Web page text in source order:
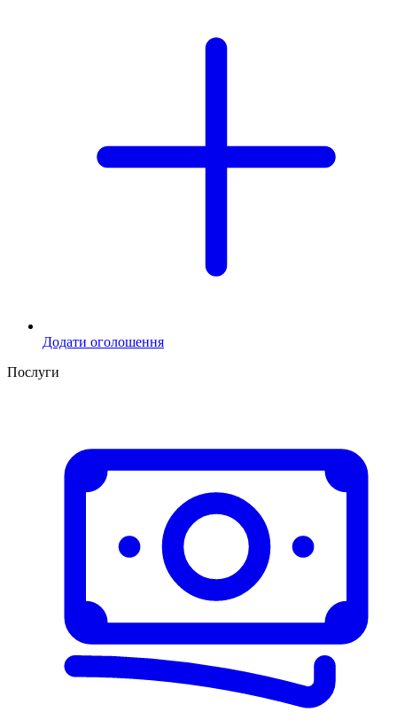
Додати оголошення
Послуги